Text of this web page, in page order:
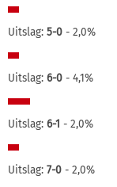
Uitslag: 5-0 - 2,0%
Uitslag: 6-0 - 4,1%
Uitslag: 6-1 - 2,0%
Uitslag: 7-0 - 2,0%